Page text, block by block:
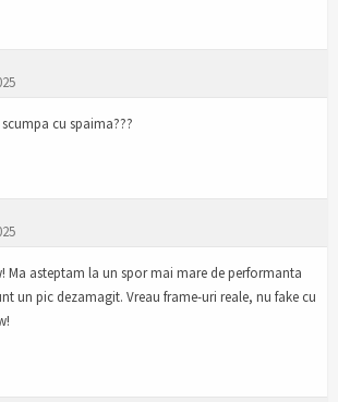
cu spaima???
Ma asteptam la un spor mai mare de performanta
un pic dezamagit. Vreau frame-uri reale, nu fake cu